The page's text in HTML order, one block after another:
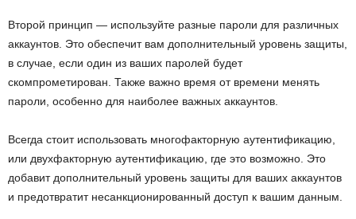
Второй принцип — используйте разные пароли для различных
аккаунтов. Это обеспечит вам дополнительный уровень защиты,
в случае, если один из ваших паролей будет
скомпрометирован. Также важно время от времени менять
пароли, особенно для наиболее важных аккаунтов.
Всегда стоит использовать многофакторную аутентификацию,
или двухфакторную аутентификацию, где это возможно. Это
добавит дополнительный уровень защиты для ваших аккаунтов
и предотвратит несанкционированный доступ к вашим данным.